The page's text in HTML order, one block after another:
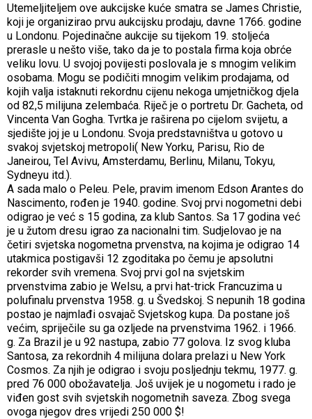
Utemeljiteljem ove aukcijske kuće smatra se James Christie,
koji je organizirao prvu aukcijsku prodaju, davne 1766. godine
u Londonu. Pojedinačne aukcije su tijekom 19. stoljeća
prerasle u nešto više, tako da je to postala firma koja obrće
veliku lovu. U svojoj povijesti poslovala je s mnogim velikim
osobama. Mogu se podičiti mnogim velikim prodajama, od
kojih valja istaknuti rekordnu cijenu nekoga umjetničkog djela
od 82,5 milijuna zelembaća. Riječ je o portretu Dr. Gacheta, od
Vincenta Van Gogha. Tvrtka je raširena po cijelom svijetu, a
sjedište joj je u Londonu. Svoja predstavništva u gotovo u
svakoj svjetskoj metropoli( New Yorku, Parisu, Rio de
Janeirou, Tel Avivu, Amsterdamu, Berlinu, Milanu, Tokyu,
Sydneyu itd.).
A sada malo o Peleu. Pele, pravim imenom Edson Arantes do
Nascimento, rođen je 1940. godine. Svoj prvi nogometni debi
odigrao je već s 15 godina, za klub Santos. Sa 17 godina već
je u žutom dresu igrao za nacionalni tim. Sudjelovao je na
četiri svjetska nogometna prvenstva, na kojima je odigrao 14
utakmica postigavši 12 zgoditaka po čemu je apsolutni
rekorder svih vremena. Svoj prvi gol na svjetskim
prvenstvima zabio je Welsu, a prvi hat-trick Francuzima u
polufinalu prvenstva 1958. g. u Švedskoj. S nepunih 18 godina
postao je najmlađi osvajač Svjetskog kupa. Da postane još
većim, spriječile su ga ozljede na prvenstvima 1962. i 1966.
g. Za Brazil je u 92 nastupa, zabio 77 golova. Iz svog kluba
Santosa, za rekordnih 4 milijuna dolara prelazi u New York
Cosmos. Za njih je odigrao i svoju posljednju tekmu, 1977. g.
pred 76 000 obožavatelja. Još uvijek je u nogometu i rado je
viđen gost svih svjetskih nogometnih saveza. Zbog svega
ovoga njegov dres vrijedi 250 000 $!